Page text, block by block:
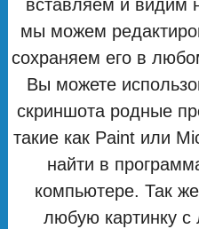
вставляем и видим
мы можем
сохраняем его в
Вы можете
скриншота родные
такие как Paint или
найти в
компьютере. Так
любую картинку